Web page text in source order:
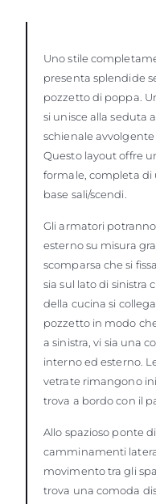
Uno stile
presenta splendide
pozzetto di poppa.
si unisce alla seduta
schienale
Questo layout offre
formale, completa di
base sali/scendi.
Gli armatori
esterno su misura
scomparsa che si
sia sul lato di sinistra
della cucina si
pozzetto in modo
a sinistra, vi sia una
interno ed esterno.
vetrate rimangono
trova a bordo con il
Allo spazioso ponte
camminamenti
movimento tra gli
trova una comoda